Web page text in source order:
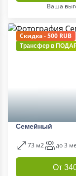
Ваша
Скидка - 500 RUB
Трансфер в
Семейный
73 м2 до 3
От